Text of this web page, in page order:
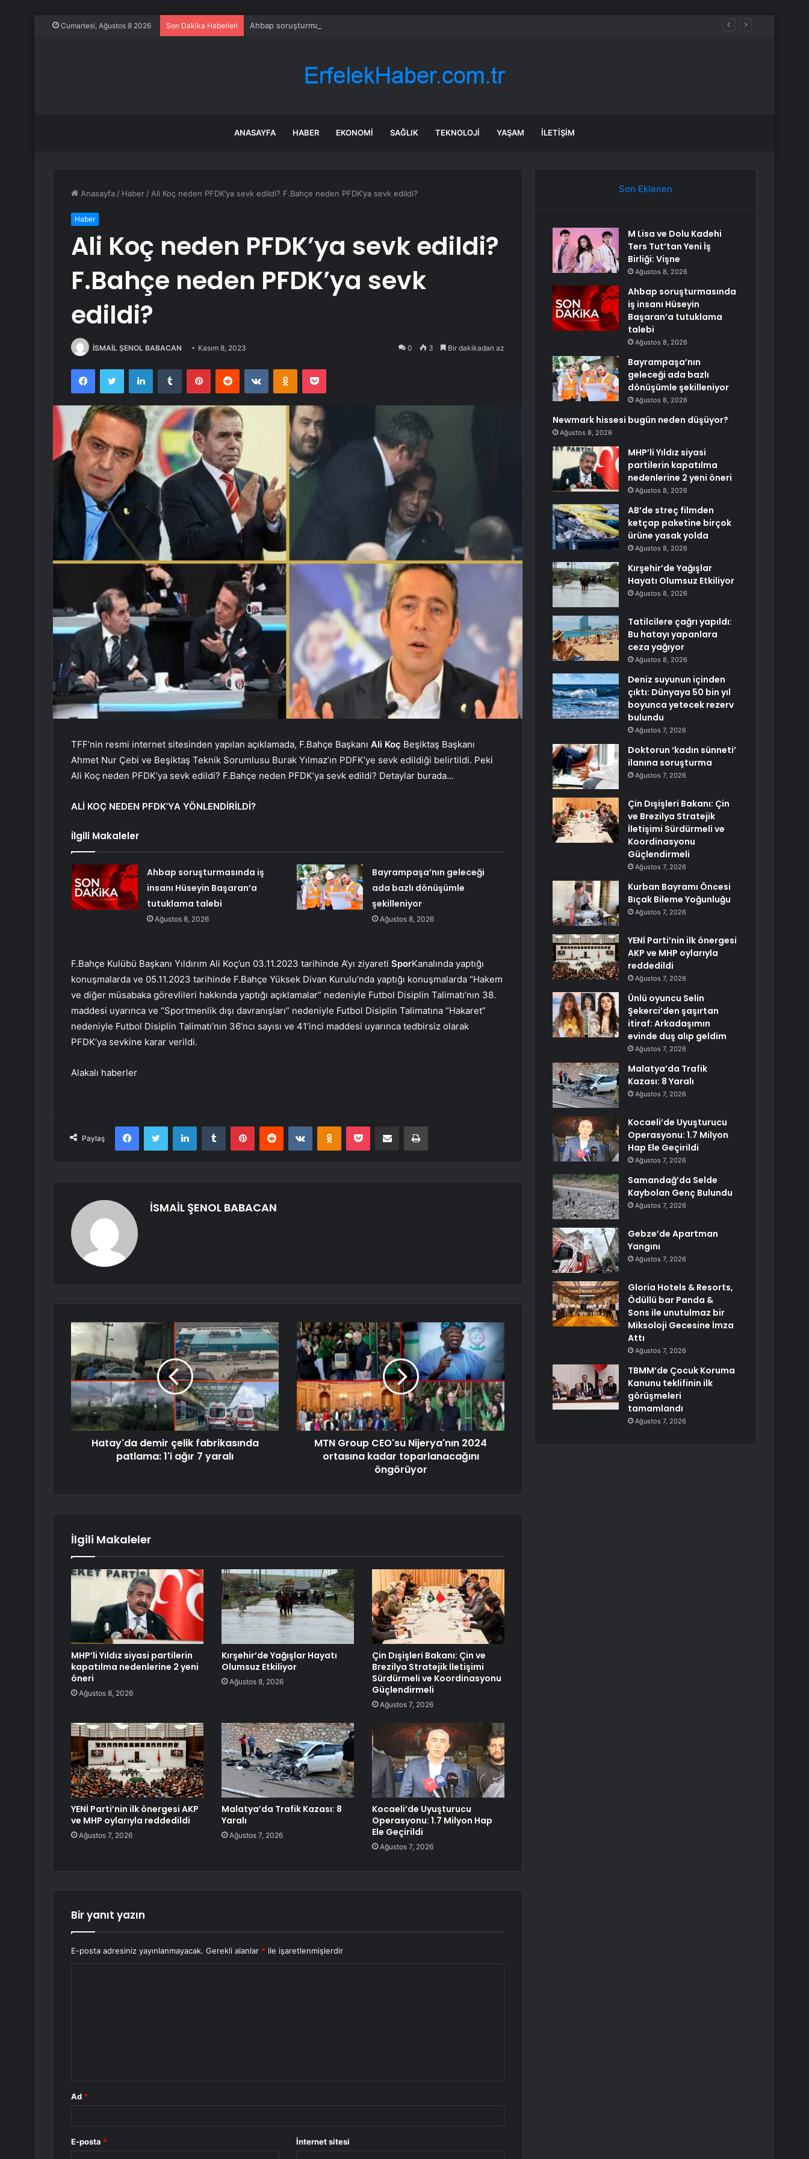
Cumartesi, Ağustos 8 2026 Son Dakika Haberleri Ahbap soruşturmasında iş insanı Hüseyin Başaran’a tutuklama talebi
ANASAYFA HABER EKONOMI SAĞLIK TEKNOLOJI YAŞAM İLETIŞIM
Anasayfa / Haber / Ali Koç neden PFDK’ya sevk edildi? F.Bahçe neden PFDK’ya sevk edildi?
Haber
Ali Koç neden PFDK’ya sevk edildi?
F.Bahçe neden PFDK’ya sevk
edildi?
İSMAİL ŞENOL BABACAN Kasım 8, 2023 0 3 Bir dakikadan az
FacebookTwitter LinkedInTumblr PinterestReddit VKontakteOdnoklassniki
Pocket
TFF’nin resmi internet sitesinden yapılan açıklamada, F.Bahçe Başkanı Ali Koç Beşiktaş Başkanı
Ahmet Nur Çebi ve Beşiktaş Teknik Sorumlusu Burak Yılmaz’ın PDFK’ye sevk edildiği belirtildi. Peki
Ali Koç neden PFDK’ya sevk edildi? F.Bahçe neden PFDK’ya sevk edildi? Detaylar burada…
ALİ KOÇ NEDEN PFDK’YA YÖNLENDİRİLDİ?
İlgili Makaleler
Ahbap soruşturmasında iş
insanı Hüseyin Başaran’a
tutuklama talebi
Ağustos 8, 2026
Bayrampaşa’nın geleceği
ada bazlı dönüşümle
şekilleniyor
Ağustos 8, 2026
F.Bahçe Kulübü Başkanı Yıldırım Ali Koç’un 03.11.2023 tarihinde A’yı ziyareti SporKanalında yaptığı
konuşmalarda ve 05.11.2023 tarihinde F.Bahçe Yüksek Divan Kurulu’nda yaptığı konuşmalarda “Hakem
ve diğer müsabaka görevlileri hakkında yaptığı açıklamalar” nedeniyle Futbol Disiplin Talimatı’nın 38.
maddesi uyarınca ve “Sportmenlik dışı davranışları” nedeniyle Futbol Disiplin Talimatına “Hakaret”
nedeniyle Futbol Disiplin Talimatı’nın 36’ncı sayısı ve 41’inci maddesi uyarınca tedbirsiz olarak
PFDK’ya sevkine karar verildi.
Alakalı haberler
Paylaş
FacebookTwitter LinkedInTumblr PinterestReddit VKontakteOdnoklassniki
Pocket E-Posta ile paylaş Yazdır
İSMAİL ŞENOL BABACAN
Hatay'da demir çelik fabrikasında
patlama: 1'i ağır 7 yaralı
MTN Group CEO'su Nijerya'nın 2024
ortasına kadar toparlanacağını
öngörüyor
İlgili Makaleler
MHP’li Yıldız siyasi partilerin
kapatılma nedenlerine 2 yeni
öneri
Ağustos 8, 2026
Kırşehir’de Yağışlar Hayatı
Olumsuz Etkiliyor
Ağustos 8, 2026
Çin Dışişleri Bakanı: Çin ve
Brezilya Stratejik İletişimi
Sürdürmeli ve Koordinasyonu
Güçlendirmeli
Ağustos 7, 2026
YENİ Parti’nin ilk önergesi AKP
ve MHP oylarıyla reddedildi
Ağustos 7, 2026
Malatya’da Trafik Kazası: 8
Yaralı
Ağustos 7, 2026
Kocaeli’de Uyuşturucu
Operasyonu: 1.7 Milyon Hap
Ele Geçirildi
Ağustos 7, 2026
Bir yanıt yazın
E-posta adresiniz yayınlanmayacak. Gerekli alanlar * ile işaretlenmişlerdir
Ad *
E-posta * İnternet sitesi
Son Eklenen
M Lisa ve Dolu Kadehi
Ters Tut’tan Yeni İş
Birliği: Vişne
Ağustos 8, 2026
Ahbap soruşturmasında
iş insanı Hüseyin
Başaran’a tutuklama
talebi
Ağustos 8, 2026
Bayrampaşa’nın
geleceği ada bazlı
dönüşümle şekilleniyor
Ağustos 8, 2026
Newmark hissesi bugün neden düşüyor?
Ağustos 8, 2026
MHP’li Yıldız siyasi
partilerin kapatılma
nedenlerine 2 yeni öneri
Ağustos 8, 2026
AB’de streç filmden
ketçap paketine birçok
ürüne yasak yolda
Ağustos 8, 2026
Kırşehir’de Yağışlar
Hayatı Olumsuz Etkiliyor
Ağustos 8, 2026
Tatilcilere çağrı yapıldı:
Bu hatayı yapanlara
ceza yağıyor
Ağustos 8, 2026
Deniz suyunun içinden
çıktı: Dünyaya 50 bin yıl
boyunca yetecek rezerv
bulundu
Ağustos 7, 2026
Doktorun ‘kadın sünneti’
ilanına soruşturma
Ağustos 7, 2026
Çin Dışişleri Bakanı: Çin
ve Brezilya Stratejik
İletişimi Sürdürmeli ve
Koordinasyonu
Güçlendirmeli
Ağustos 7, 2026
Kurban Bayramı Öncesi
Bıçak Bileme Yoğunluğu
Ağustos 7, 2026
YENİ Parti’nin ilk önergesi
AKP ve MHP oylarıyla
reddedildi
Ağustos 7, 2026
Ünlü oyuncu Selin
Şekerci’den şaşırtan
itiraf: Arkadaşımın
evinde duş alıp geldim
Ağustos 7, 2026
Malatya’da Trafik
Kazası: 8 Yaralı
Ağustos 7, 2026
Kocaeli’de Uyuşturucu
Operasyonu: 1.7 Milyon
Hap Ele Geçirildi
Ağustos 7, 2026
Samandağ’da Selde
Kaybolan Genç Bulundu
Ağustos 7, 2026
Gebze’de Apartman
Yangını
Ağustos 7, 2026
Gloria Hotels & Resorts,
Ödüllü bar Panda &
Sons ile unutulmaz bir
Miksoloji Gecesine İmza
Attı
Ağustos 7, 2026
TBMM’de Çocuk Koruma
Kanunu teklifinin ilk
görüşmeleri
tamamlandı
Ağustos 7, 2026